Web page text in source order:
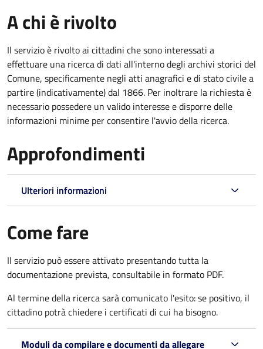
A chi è rivolto
Il servizio è rivolto ai cittadini che sono interessati a
effettuare una ricerca di dati all'interno degli archivi storici del
Comune, specificamente negli atti anagrafici e di stato civile a
partire (indicativamente) dal 1866. Per inoltrare la richiesta è
necessario possedere un valido interesse e disporre delle
informazioni minime per consentire l'avvio della ricerca.
Approfondimenti
Ulteriori informazioni
Come fare
Il servizio può essere attivato presentando tutta la
documentazione prevista, consultabile in formato PDF.
Al termine della ricerca sarà comunicato l'esito: se positivo, il
cittadino potrà chiedere i certificati di cui ha bisogno.
Moduli da compilare e documenti da allegare